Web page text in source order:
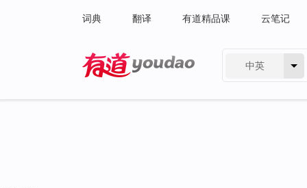
词典 翻译 有道精品课 云笔记
中英